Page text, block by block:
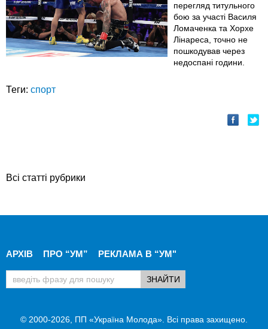
перегляд титульного
бою за участі Василя
Ломаченка та Хорхе
Лінареса, точно не
пошкодував через
недоспані години.
Теги: спорт
Всі статті рубрики
АРХІВ ПРО “УМ” РЕКЛАМА В “УМ"
© 2000-2026, ПП «Україна Молода». Всі права захищено.